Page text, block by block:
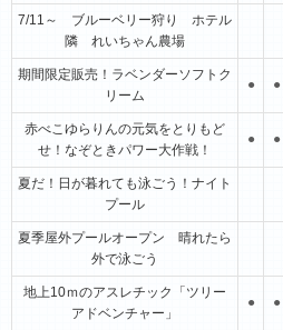
7/11～ ブルーベリー狩り ホテル
隣 れいちゃん農場
期間限定販売！ラベンダーソフトク
リーム
● ●
赤べこゆらりんの元気をとりもど
せ！なぞときパワー大作戦！
● ●
夏だ！日が暮れても泳ごう！ナイト
プール
夏季屋外プールオープン 晴れたら
外で泳ごう
地上10ｍのアスレチック「ツリー
アドベンチャー」
● ●